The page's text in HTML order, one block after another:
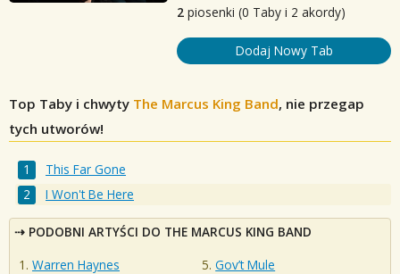
2 piosenki (0 Taby i 2 akordy)
Dodaj Nowy Tab
Top Taby i chwyty The Marcus King Band, nie przegap
tych utworów!
This Far Gone
I Won't Be Here
PODOBNI ARTYŚCI DO THE MARCUS KING BAND
Warren Haynes
Gov’t Mule